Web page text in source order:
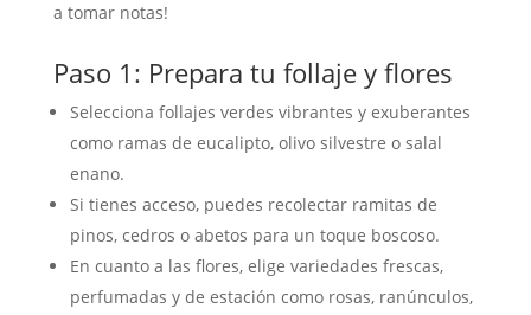
a tomar notas!
Paso 1: Prepara tu follaje y flores
Selecciona follajes verdes vibrantes y exuberantes
como ramas de eucalipto, olivo silvestre o salal
enano.
Si tienes acceso, puedes recolectar ramitas de
pinos, cedros o abetos para un toque boscoso.
En cuanto a las flores, elige variedades frescas,
perfumadas y de estación como rosas, ranúnculos,